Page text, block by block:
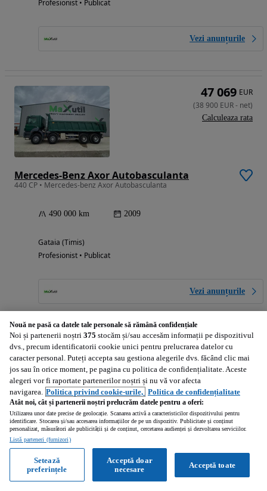
Profesionist • Publicat
Vezi anunțurile
Mercedes-Benz Axor Autobasculanta
440 CP • Mercedes-benz Axor Autobasculanta
490 000 km 2009
Gataia (Timis)
Profesionist • Publicat
Vezi anunțurile
47 069 EUR
(38 900 EUR- net)
Calculeaza rata
MAN TGX 18.440 EEV
10518 cm3 • 440 CP • EEV, RETARDER, Impecabil tehnic !
1 516 641 km 10518 cm3 2010
10 500
Calculeaza rata
Nouă ne pasă ca datele tale personale să rămână confidențiale
Noi și partenerii noștri 375 stocăm și/sau accesăm informații pe dispozitivul
dvs., precum identificatorii cookie unici pentru prelucrarea datelor cu
caracter personal. Puteți accepta sau gestiona alegerile dvs. făcând clic mai
jos sau în orice moment, pe pagina cu politica de confidențialitate. Aceste
alegeri vor fi raportate partenerilor noștri și nu vă vor afecta
navigarea. Politica privind cookie-urile, Politica de confidențialitate
Atât noi, cât și partenerii noștri prelucrăm datele pentru a oferi:
Utilizarea unor date precise de geolocație. Scanarea activă a caracteristicilor dispozitivului pentru
identificare. Stocarea și/sau accesarea informațiilor de pe un dispozitiv. Publicitate și conținut
personalizat, măsurători ale publicității și de conținut, cercetarea audienței și dezvoltarea serviciilor.
Listă parteneri (furnizori)
Acceptă toate
Acceptă doar
necesare
Setează
preferințele